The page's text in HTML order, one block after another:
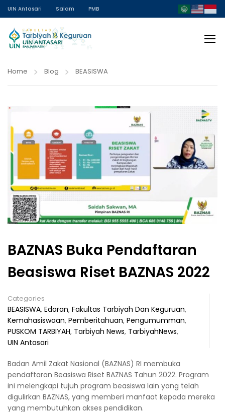
UIN Antasari Salam PMB
Home Blog BEASISWA
BAZNAS Buka Pendaftaran
Beasiswa Riset BAZNAS 2022
Categories
BEASISWA, Edaran, Fakultas Tarbiyah Dan Keguruan,
Kemahasiswaan, Pemberitahuan, Pengumumman,
PUSKOM TARBIYAH, Tarbiyah News, TarbiyahNews,
UIN Antasari
Badan Amil Zakat Nasional (BAZNAS) RI membuka
pendaftaran Beasiswa Riset BAZNAS Tahun 2022. Program
ini melengkapi tujuh program beasiswa lain yang telah
digulirkan BAZNAS, yang memberi manfaat kepada mereka
yang membutuhkan akses pendidikan.